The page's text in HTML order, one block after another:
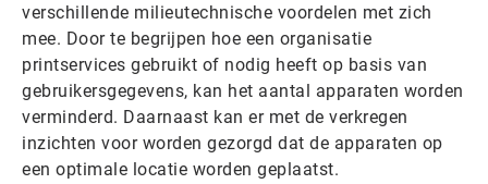
verschillende milieutechnische voordelen met zich
mee. Door te begrijpen hoe een organisatie
printservices gebruikt of nodig heeft op basis van
gebruikersgegevens, kan het aantal apparaten worden
verminderd. Daarnaast kan er met de verkregen
inzichten voor worden gezorgd dat de apparaten op
een optimale locatie worden geplaatst.